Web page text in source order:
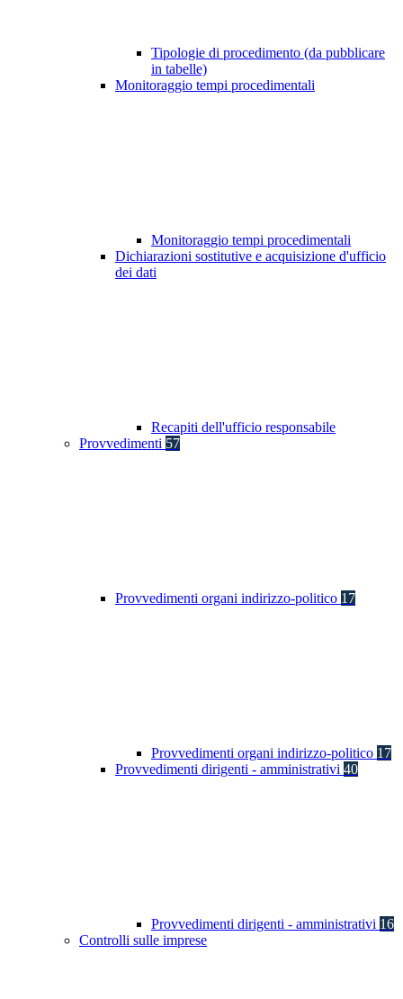
Tipologie di procedimento (da pubblicare
in tabelle)
Monitoraggio tempi procedimentali
Monitoraggio tempi procedimentali
Dichiarazioni sostitutive e acquisizione d'ufficio
dei dati
Recapiti dell'ufficio responsabile
Provvedimenti 57
Provvedimenti organi indirizzo-politico 17
Provvedimenti organi indirizzo-politico 17
Provvedimenti dirigenti - amministrativi 40
Provvedimenti dirigenti - amministrativi 16
Controlli sulle imprese